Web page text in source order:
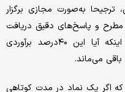
ترجیحا به‌صورت مجازی برگزار
مطرح و پاسخ‌های دقیق دریافت
کنند. در شرایط فعلی، ابهاماتی مانند اینکه آیا این ۴۰درصد برآوردی
می‌ماند.
که اگر یک نماد در مدت کوتاهی